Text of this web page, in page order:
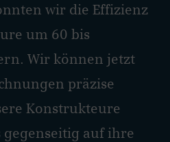
wir die Effizienz
um 60 bis
Wir können jetzt
präzise
Konstrukteure
auf ihre